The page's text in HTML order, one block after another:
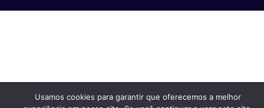
Usamos cookies para garantir que oferecemos a melhor